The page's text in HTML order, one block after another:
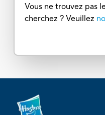
Vous ne trouvez pas
cherchez ? Veuillez